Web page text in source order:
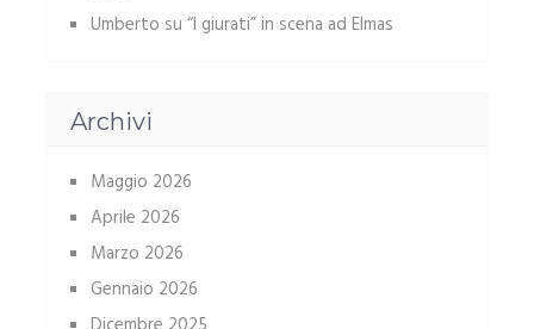
Umberto su “I giurati” in scena ad Elmas
Archivi
Maggio 2026
Aprile 2026
Marzo 2026
Gennaio 2026